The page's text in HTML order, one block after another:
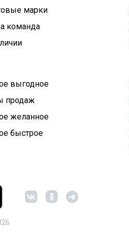
марки
команда
выгодное
продаж
желанное
быстрое